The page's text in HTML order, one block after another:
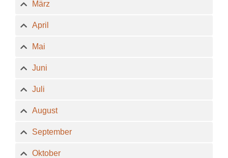
März
April
Mai
Juni
Juli
August
September
Oktober